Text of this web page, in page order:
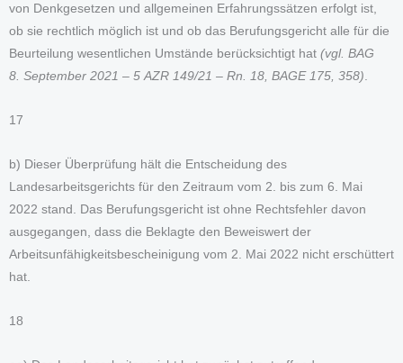
von Denkgesetzen und allgemeinen Erfahrungssätzen erfolgt ist,
ob sie rechtlich möglich ist und ob das Berufungsgericht alle für die
Beurteilung wesentlichen Umstände berücksichtigt hat (vgl. BAG
8. September 2021 – 5 AZR 149/21 – Rn. 18, BAGE 175, 358)
17
b) Dieser Überprüfung hält die Entscheidung des
Landesarbeitsgerichts für den Zeitraum vom 2. bis zum 6. Mai
2022 stand. Das Berufungsgericht ist ohne Rechtsfehler davon
ausgegangen, dass die Beklagte den Beweiswert der
Arbeitsunfähigkeitsbescheinigung vom 2. Mai 2022 nicht erschüttert
hat.
18